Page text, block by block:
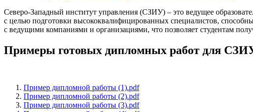
Северо-Западный институт управления (СЗИУ) – это ведущее
с целью подготовки высококвалифицированных специалистов,
с ведущими компаниями и организациями, что позволяет студентам
Примеры готовых дипломных работ для
Пример дипломной работы (1).pdf
Пример дипломной работы (2).pdf
Пример дипломной работы (3).pdf